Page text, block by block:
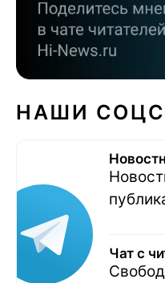
НАШИ
Чат с